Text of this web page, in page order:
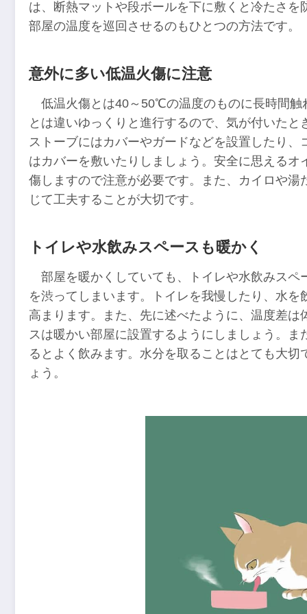
は、断熱マットや段ボールを下に敷くと冷たさ
部屋の温度を巡回させるのもひとつの方法です。
意外に多い低温火傷に注意
低温火傷とは40～50℃の温度のものに長時間
とは違いゆっくりと進行するので、気が付いた
ストーブにはカバーやガードなどを設置したり
はカバーを敷いたりしましょう。安全に思える
傷しますので注意が必要です。また、カイロや
じて工夫することが大切です。
トイレや水飲みスペースも暖かく
部屋を暖かくしていても、トイレや水飲みス
を渋ってしまいます。トイレを我慢したり、水
高まります。また、先に述べたように、温度差
スは暖かい部屋に設置するようにしましょう。
るとよく飲みます。水分を取ることはとても大
ょう。